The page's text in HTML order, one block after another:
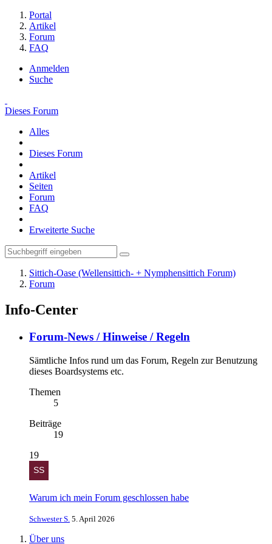
Portal
Artikel
Forum
FAQ
Anmelden
Suche
Dieses Forum
Alles
Dieses Forum
Artikel
Seiten
Forum
FAQ
Erweiterte Suche
Sittich-Oase (Wellensittich- + Nymphensittich Forum)
Forum
Info-Center
Forum-News / Hinweise / Regeln
Sämtliche Infos rund um das Forum, Regeln zur Benutzung
dieses Boardsystems etc.
Themen
5
Beiträge
19
19
Warum ich mein Forum geschlossen habe
Schwester S. 5. April 2026
Über uns